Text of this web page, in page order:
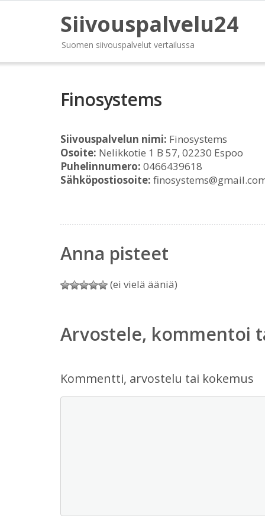
Siivouspalvelu24
Suomen siivouspalvelut vertailussa
Finosystems
Siivouspalvelun nimi: Finosystems
Osoite: Nelikkotie 1 B 57, 02230 Espoo
Puhelinnumero: 0466439618
Sähköpostiosoite:
Anna pisteet
(ei vielä ääniä)
Arvostele, kommentoi
Kommentti, arvostelu tai kokemus